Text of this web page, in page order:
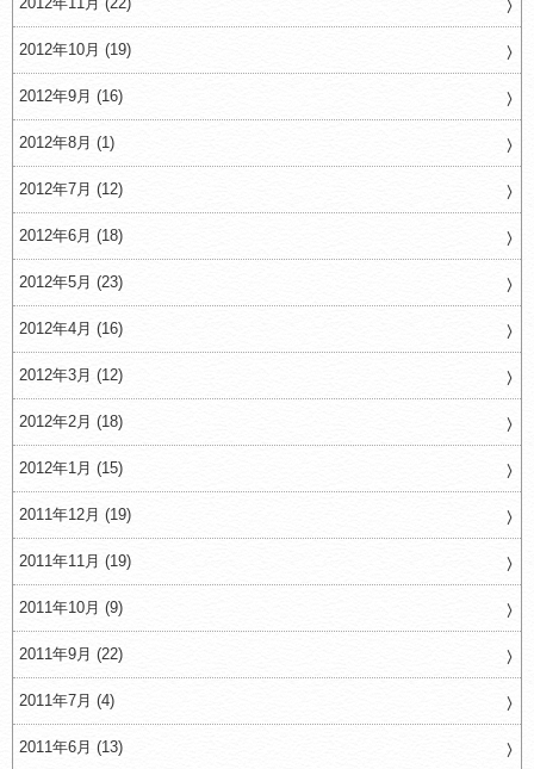
2012年10月 (19)
2012年9月 (16)
2012年8月 (1)
2012年7月 (12)
2012年6月 (18)
2012年5月 (23)
2012年4月 (16)
2012年3月 (12)
2012年2月 (18)
2012年1月 (15)
2011年12月 (19)
2011年11月 (19)
2011年10月 (9)
2011年9月 (22)
2011年7月 (4)
2011年6月 (13)